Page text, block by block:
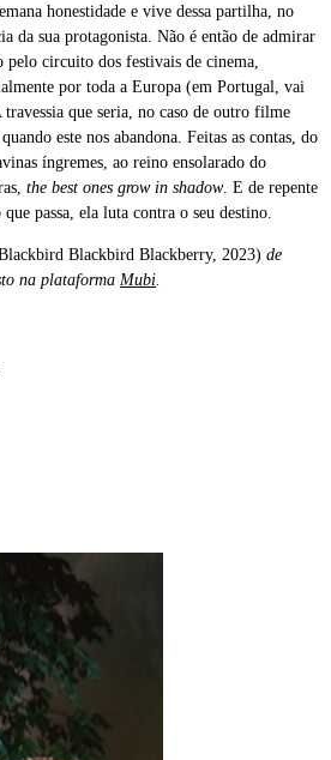
honestidade e vive dessa partilha, no
da sua protagonista. Não é então de admirar
pelo circuito dos festivais de cinema,
por toda a Europa (em Portugal, vai
que seria, no caso de outro filme
este nos abandona. Feitas as contas, do
íngremes, ao reino ensolarado do
the best ones grow in shadow. E de repente
passa, ela luta contra o seu destino.
Blackbird Blackberry, 2023) de
na plataforma Mubi